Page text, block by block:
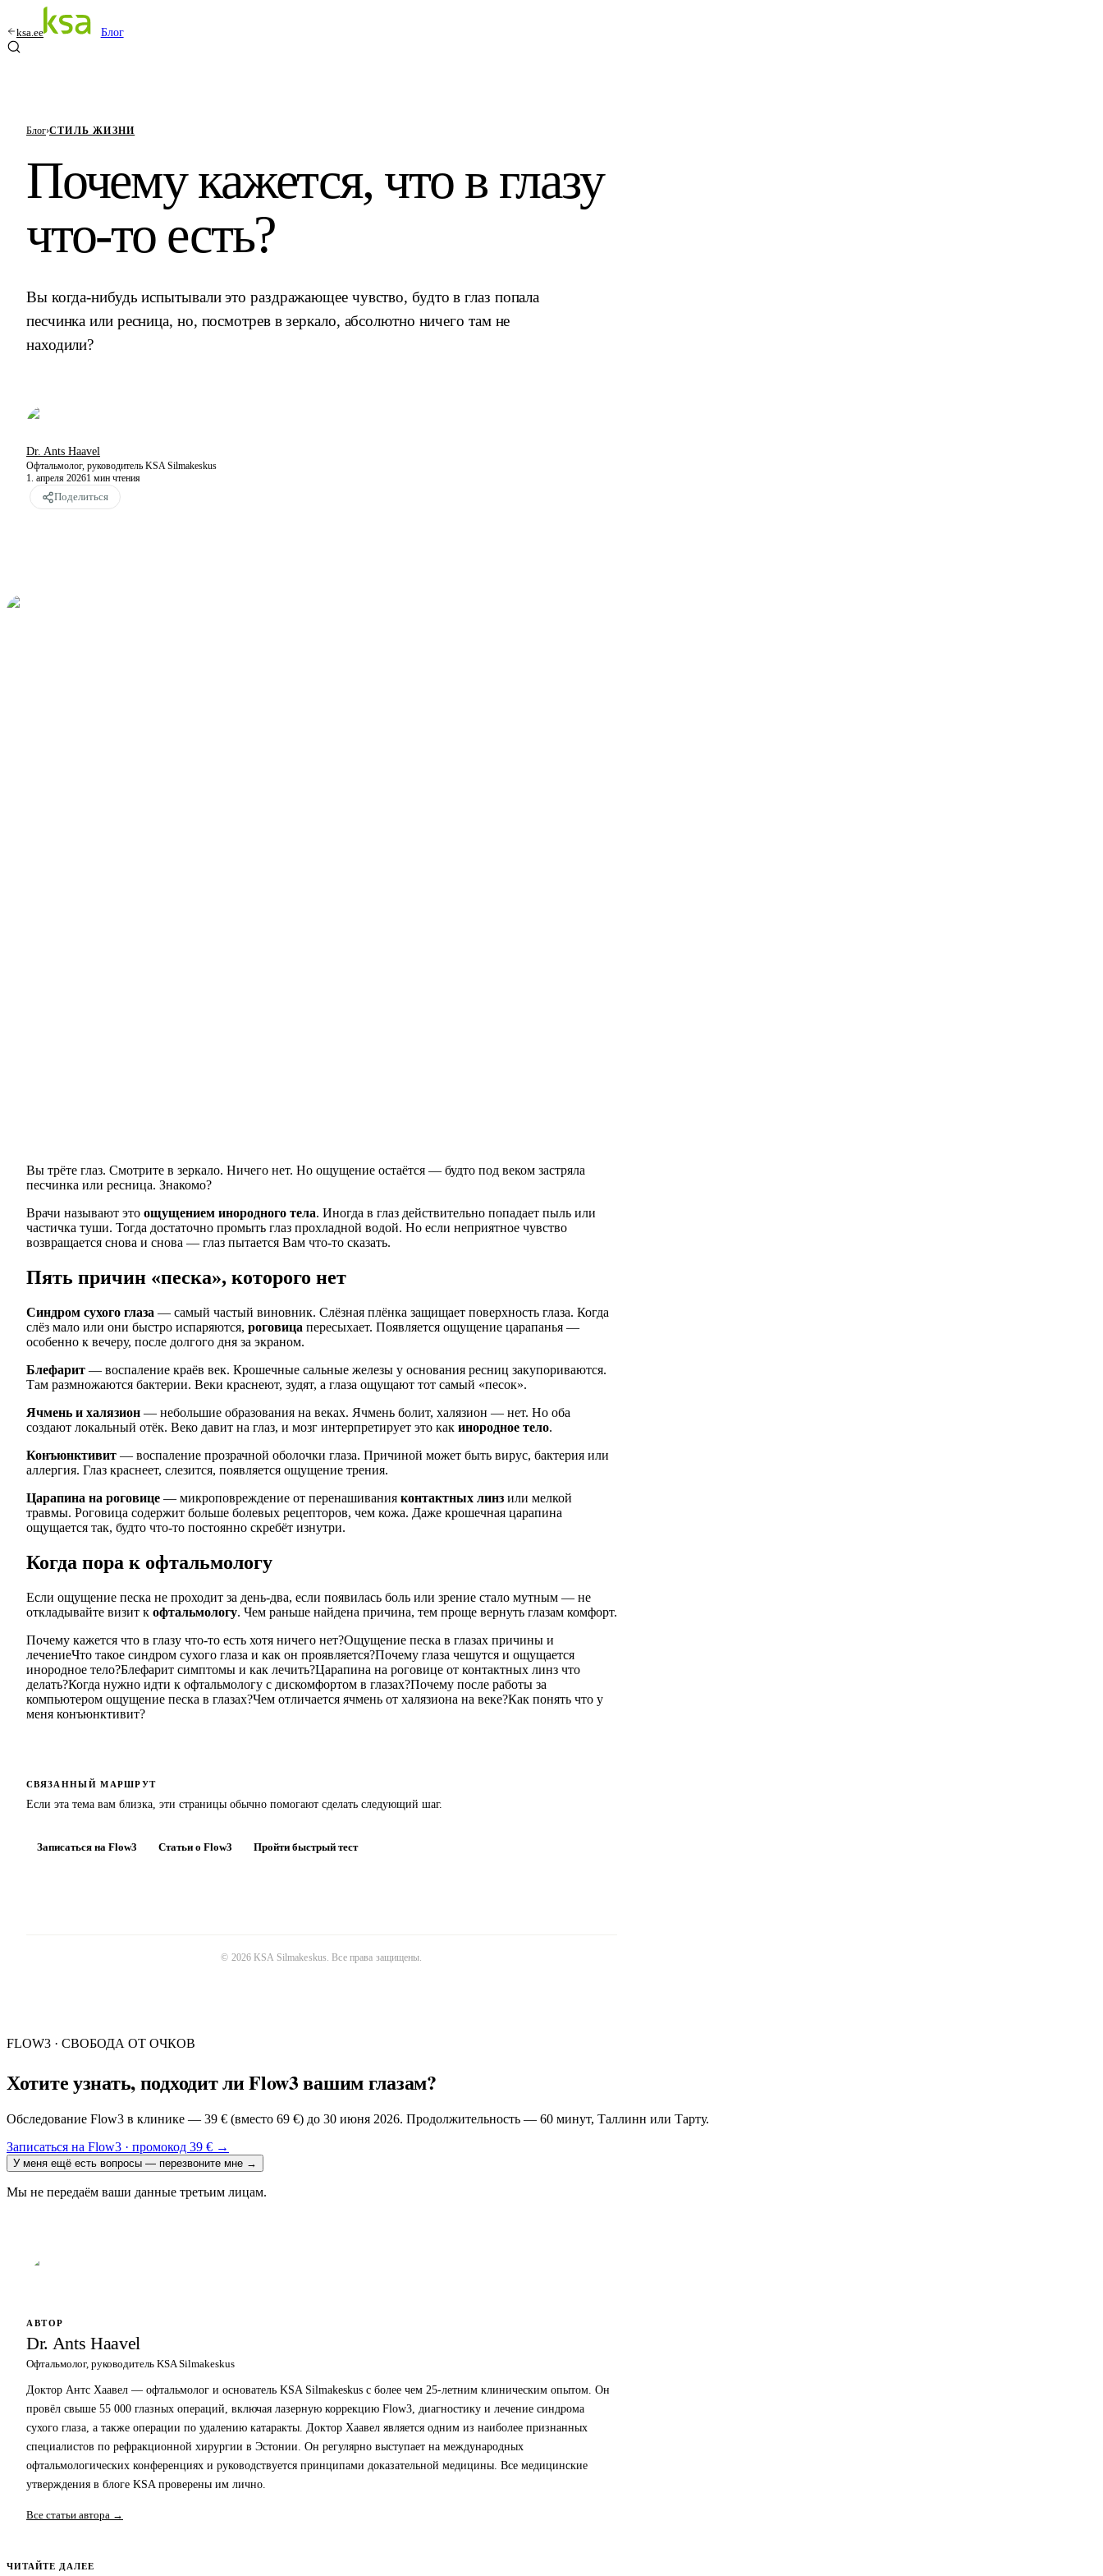
ksa.ee Блог
Блог›СТИЛЬ ЖИЗНИ
Почему кажется, что в глазу
что-то есть?
Вы когда-нибудь испытывали это раздражающее чувство, будто в глаз попала
песчинка или ресница, но, посмотрев в зеркало, абсолютно ничего там не
находили?
Dr. Ants Haavel
Офтальмолог, руководитель KSA Silmakeskus
1. апреля 20261 мин чтения
Поделиться
Вы трёте глаз. Смотрите в зеркало. Ничего нет. Но ощущение остаётся — будто под веком застряла
песчинка или ресница. Знакомо?
Врачи называют это ощущением инородного тела. Иногда в глаз действительно попадает пыль или
частичка туши. Тогда достаточно промыть глаз прохладной водой. Но если неприятное чувство
возвращается снова и снова — глаз пытается Вам что-то сказать.
Пять причин «песка», которого нет
Синдром сухого глаза — самый частый виновник. Слёзная плёнка защищает поверхность глаза. Когда
слёз мало или они быстро испаряются, роговица пересыхает. Появляется ощущение царапанья —
особенно к вечеру, после долгого дня за экраном.
Блефарит — воспаление краёв век. Крошечные сальные железы у основания ресниц закупориваются.
Там размножаются бактерии. Веки краснеют, зудят, а глаза ощущают тот самый «песок».
Ячмень и халязион — небольшие образования на веках. Ячмень болит, халязион — нет. Но оба
создают локальный отёк. Веко давит на глаз, и мозг интерпретирует это как инородное тело.
Конъюнктивит — воспаление прозрачной оболочки глаза. Причиной может быть вирус, бактерия или
аллергия. Глаз краснеет, слезится, появляется ощущение трения.
Царапина на роговице — микроповреждение от перенашивания контактных линз или мелкой
травмы. Роговица содержит больше болевых рецепторов, чем кожа. Даже крошечная царапина
ощущается так, будто что-то постоянно скребёт изнутри.
Когда пора к офтальмологу
Если ощущение песка не проходит за день-два, если появилась боль или зрение стало мутным — не
откладывайте визит к офтальмологу. Чем раньше найдена причина, тем проще вернуть глазам комфорт.
Почему кажется что в глазу что-то есть хотя ничего нет?Ощущение песка в глазах причины и
лечениеЧто такое синдром сухого глаза и как он проявляется?Почему глаза чешутся и ощущается
инородное тело?Блефарит симптомы и как лечить?Царапина на роговице от контактных линз что
делать?Когда нужно идти к офтальмологу с дискомфортом в глазах?Почему после работы за
компьютером ощущение песка в глазах?Чем отличается ячмень от халязиона на веке?Как понять что у
меня конъюнктивит?
СВЯЗАННЫЙ МАРШРУТ
Если эта тема вам близка, эти страницы обычно помогают сделать следующий шаг.
Записаться на Flow3 Статьи о Flow3 Пройти быстрый тест
© 2026 KSA Silmakeskus . Все права защищены.
FLOW3 · СВОБОДА ОТ ОЧКОВ
Хотите узнать, подходит ли Flow3 вашим глазам?
Обследование Flow3 в клинике — 39 € (вместо 69 €) до 30 июня 2026. Продолжительность — 60 минут, Таллинн или Тарту.
Записаться на Flow3 · промокод 39 € →
У меня ещё есть вопросы — перезвоните мне →
Мы не передаём ваши данные третьим лицам.
АВТОР
Dr. Ants Haavel
Офтальмолог, руководитель KSA Silmakeskus
Доктор Антс Хаавел — офтальмолог и основатель KSA Silmakeskus с более чем 25-летним клиническим опытом. Он
провёл свыше 55 000 глазных операций, включая лазерную коррекцию Flow3, диагностику и лечение синдрома
сухого глаза, а также операции по удалению катаракты. Доктор Хаавел является одним из наиболее признанных
специалистов по рефракционной хирургии в Эстонии. Он регулярно выступает на международных
офтальмологических конференциях и руководствуется принципами доказательной медицины. Все медицинские
утверждения в блоге KSA проверены им лично.
Все статьи автора →
ЧИТАЙТЕ ДАЛЕЕ